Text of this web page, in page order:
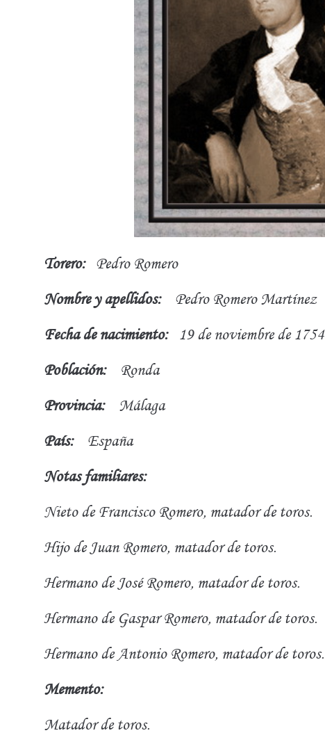
Torero: Pedro Romero
Nombre y apellidos:
Pedro Romero Martínez
Fecha de nacimiento:
19 de noviembre de 1754
Población:
Ronda
Provincia:
Málaga
País:
España
Notas familiares:
Nieto de Francisco Romero, matador de toros.
Hijo de Juan Romero, matador de toros.
Hermano de José Romero, matador de toros.
Hermano de Gaspar Romero, matador de toros.
Hermano de Antonio Romero, matador de toros.
Memento:
Matador de toros.